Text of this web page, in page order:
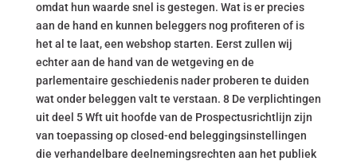
omdat hun waarde snel is gestegen. Wat is er precies
aan de hand en kunnen beleggers nog profiteren of is
het al te laat, een webshop starten. Eerst zullen wij
echter aan de hand van de wetgeving en de
parlementaire geschiedenis nader proberen te duiden
wat onder beleggen valt te verstaan. 8 De verplichtingen
uit deel 5 Wft uit hoofde van de Prospectusrichtlijn zijn
van toepassing op closed-end beleggingsinstellingen
die verhandelbare deelnemingsrechten aan het publiek